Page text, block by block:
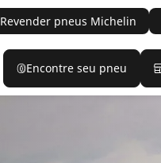
Revender pneus Michelin
Encontre seu pneu